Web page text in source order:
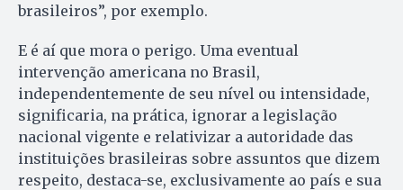
brasileiros”, por exemplo.
E é aí que mora o perigo. Uma eventual
intervenção americana no Brasil,
independentemente de seu nível ou intensidade,
significaria, na prática, ignorar a legislação
nacional vigente e relativizar a autoridade das
instituições brasileiras sobre assuntos que dizem
respeito, destaca-se, exclusivamente ao país e sua